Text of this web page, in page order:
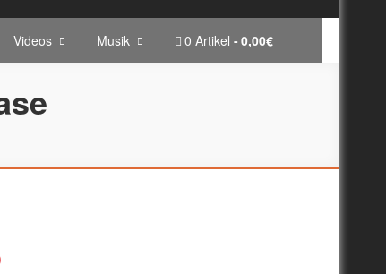
Videos Musik 0 Artikel 0,00€